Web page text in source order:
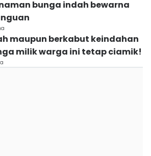
bunga indah bewarna
maupun berkabut keindahan
milik warga ini tetap ciamik!